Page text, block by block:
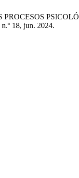
PROCESOS
18, jun. 2024.